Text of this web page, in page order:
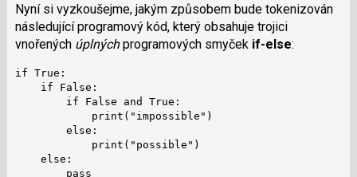
Nyní si vyzkoušejme, jakým způsobem bude tokenizován
následující programový kód, který obsahuje trojici
vnořených úplnýchprogramových smyček if-else:
if True:
    if False:
        if False and True:
            print("impossible")
        else:
            print("possible")
    else:
        pass